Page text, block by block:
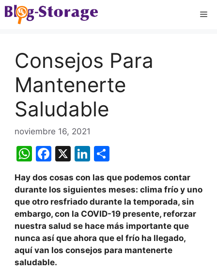
Saltar
al
Consejos Para
Mantenerte
Saludable
noviembre 16, 2021
W
at
s
A
p
p
F
c
e
b
o
o
k
X
Li
k
e
dI
n
m
p
ar
tir
Hay dos cosas con las que podemos contar
durante los siguientes meses: clima frío y uno
que otro resfriado durante la temporada, sin
embargo, con la COVID-19 presente, reforzar
nuestra salud se hace más importante que
nunca así que ahora que el frío ha llegado,
aquí van los consejos para mantenerte
saludable.